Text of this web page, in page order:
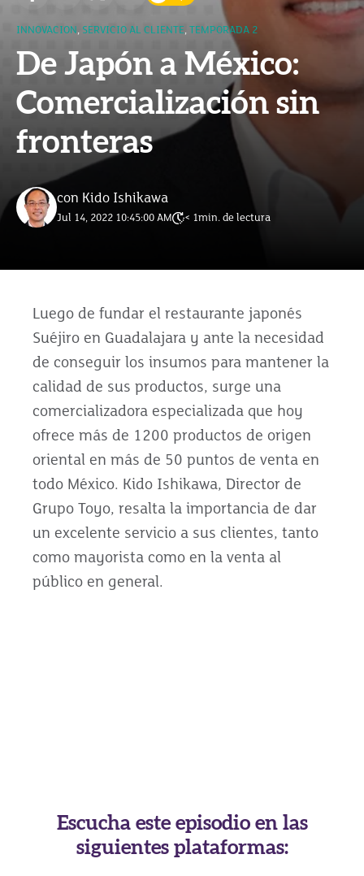
INNOVACION, SERVICIO AL CLIENTE, TEMPORADA 2
De Japón a México:
Comercialización sin
fronteras
con Kido Ishikawa
Jul 14, 2022 10:45:00 AM < 1min. de lectura
Luego de fundar el restaurante japonés
Suéjiro en Guadalajara y ante la necesidad
de conseguir los insumos para mantener la
calidad de sus productos, surge una
comercializadora especializada que hoy
ofrece más de 1200 productos de origen
oriental en más de 50 puntos de venta en
todo México. Kido Ishikawa, Director de
Grupo Toyo, resalta la importancia de dar
un excelente servicio a sus clientes, tanto
como mayorista como en la venta al
público en general.
Escucha este episodio en las
siguientes plataformas: